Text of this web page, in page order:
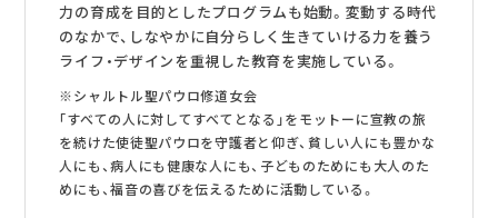
力の育成を目的としたプログラムも始動。変動する時代
のなかで、しなやかに自分らしく生きていける力を養う
ライフ・デザインを重視した教育を実施している。
※シャルトル聖パウロ修道女会
｢すべての人に対してすべてとなる」をモットーに宣教の旅
を続けた使徒聖パウロを守護者と仰ぎ、貧しい人にも豊かな
人にも、病人にも健康な人にも、子どものためにも大人のた
めにも、福音の喜びを伝えるために活動している。